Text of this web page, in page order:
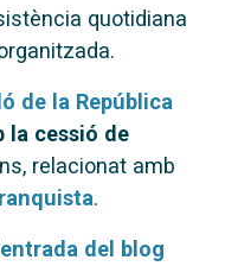
quotidiana
de la República
la cessió de
relacionat amb
.
entrada del blog